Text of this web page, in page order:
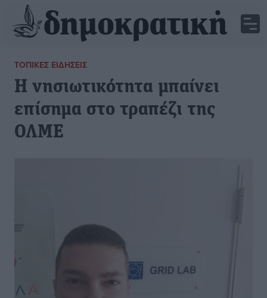
ΤΟΠΙΚΈΣ ΕΙΔΉΣΕΙΣ
Η νησιωτικότητα μπαίνει
επίσημα στο τραπέζι της
ΟΛΜΕ